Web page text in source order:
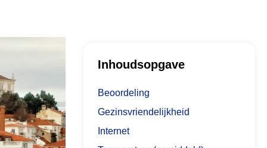
Inhoudsopgave
Beoordeling
Gezinsvriendelijkheid
Internet